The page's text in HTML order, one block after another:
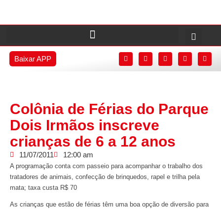
Baixar APP
Colônia de Férias do Parque
Dois Irmãos inscreve
crianças de 6 a 12 anos
11/07/2011 12:00 am
A programação conta com passeio para acompanhar o trabalho dos
tratadores de animais, confecção de brinquedos, rapel e trilha pela
mata; taxa custa R$ 70
As crianças que estão de férias têm uma boa opção de diversão para